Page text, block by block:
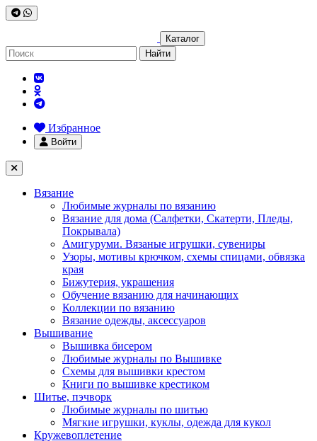
Каталог
Найти
Избранное
Войти
Вязание
Любимые журналы по вязанию
Вязание для дома (Салфетки, Скатерти, Пледы,
Покрывала)
Амигуруми. Вязаные игрушки, сувениры
Узоры, мотивы крючком, схемы спицами, обвязка
края
Бижутерия, украшения
Обучение вязанию для начинающих
Коллекции по вязанию
Вязание одежды, аксессуаров
Вышивание
Вышивка бисером
Любимые журналы по Вышивке
Схемы для вышивки крестом
Книги по вышивке крестиком
Шитье, пэчворк
Любимые журналы по шитью
Мягкие игрушки, куклы, одежда для кукол
Кружевоплетение